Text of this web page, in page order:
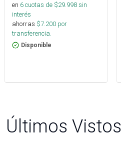
en 6cuotas de $29.998sin
interés
ahorras $7.200 por
transferencia.
Disponible
Últimos Vistos